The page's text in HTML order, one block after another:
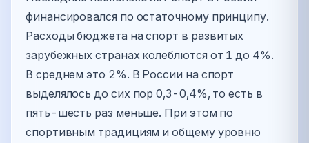
финансировался по остаточному принципу.
Расходы бюджета на спорт в развитых
зарубежных странах колеблются от 1 до 4%.
В среднем это 2%. В России на спорт
выделялось до сих пор 0,3-0,4%, то есть в
пять-шесть раз меньше. При этом по
спортивным традициям и общему уровню